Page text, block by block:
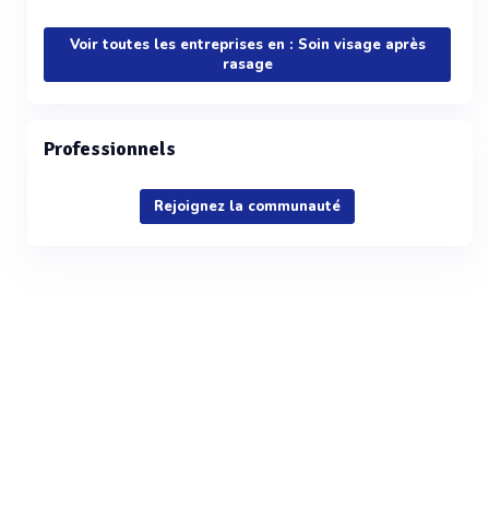
Voir toutes les entreprises en : Soin visage après
rasage
Professionnels
Rejoignez la communauté